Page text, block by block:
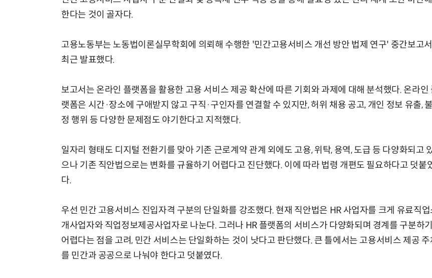
한다는 것이 골자다.
고용노동부는 노동법이론실무학회에 의뢰해 수행한 '민간고용서비스 개선 방안 법제 연구' 중간보고
최근 발표했다.
보고서는 온라인 플랫폼을 활용한 고용 서비스 제공 확산에 따른 기회와 과제에 대해 분석했다. 온라인
랫폼은 시간·장소에 구애받지 않고 구직·구인자를 연결할 수 있지만, 허위 채용 공고, 개인 정보 유출,
정 행위 등 다양한 문제점도 야기한다고 지적했다.
일자리 형태도 디지털 전환기를 맞아 기존 근로계약 관계 외에도 고용, 위탁, 용역, 도급 등 다양화되고
으나 기존 직안법으로는 변화를 규율하기 어렵다고 진단했다. 이에 따라 법령 개편도 필요하다고 덧붙
다.
우선 민간 고용서비스 진입자격 구분의 단일화를 강조했다. 현재 직안법은 HR 사업자를 크게 유료직업
개사업자와 직업정보제공사업자로 나눈다. 그러나 HR 플랫폼의 서비스가 다양화되며 경계를 구분하기
어렵다는 점을 고려, 민간 서비스는 단일화하는 것이 낫다고 판단했다. 큰 틀에서는 고용서비스 제공 주
를 민간과 공공으로 나눠야 한다고 덧붙였다.